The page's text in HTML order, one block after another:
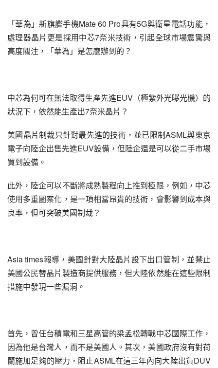
「華為」新旗艦手機Mate 60 Pro具有5G與衛星電話功能，
處理器晶片更是採用中芯7奈米技術，引起全球市場震驚與
高度關注，「華為」是怎麼辦到的？
中芯為何可在無法取得生產先進EUV（極紫外光曝光機）的
狀況下，依然能生產出7奈米晶片？
美國晶片制裁只針對最先進的技術，並已限制ASML與東京
電子向陸企出售先進EUV設備，但陸企還是可以從二手市場
買到設備。
此外，陸企可以不斷將成熟製程向上推到極限，例如，中芯
使用多重圖案化，是一項相當昂貴的技術，會影響到成本與
良率，但可突破美國制裁？
Asia times報導，美國針對大陸晶片設下出口管制，並禁止
美國公民替晶片製造商提供服務，但大陸依然能在這些限制
措施中發現一些漏洞。
首先，曾任台積電和三星高管的梁孟松轉戰中芯國際工作，
因為他是台灣人，而不是美國人。其次，美國政府沒有對荷
蘭施加足夠的壓力，阻止ASML在這三年內向大陸出貨DUV